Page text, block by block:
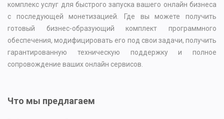
комплекс услуг для быстрого запуска вашего онлайн бизнеса
с последующей монетизацией. Где вы можете получить
готовый бизнес-образующий комплект программного
обеспечения, модифицировать его под свои задачи, получить
гарантированную техническую поддержку и полное
сопровождение ваших онлайн сервисов.
Что мы предлагаем